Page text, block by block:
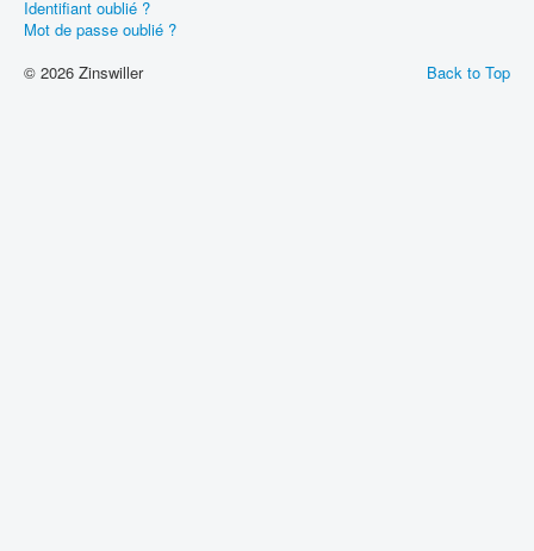
Identifiant oublié ?
Mot de passe oublié ?
Back to Top
© 2026 Zinswiller